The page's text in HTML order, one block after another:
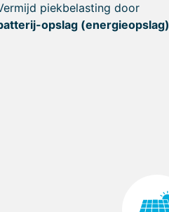
piekbelasting door
opslag (energieopslag)